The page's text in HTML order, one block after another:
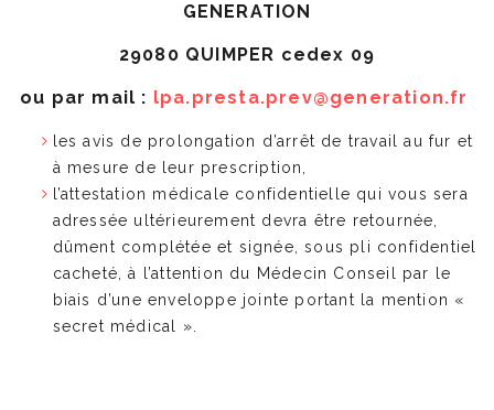
GENERATION
29080 QUIMPER cedex 09
ou par mail : lpa.presta.prev@generation.fr
les avis de prolongation d’arrêt de travail au fur et
à mesure de leur prescription,
l’attestation médicale confidentielle qui vous sera
adressée ultérieurement devra être retournée,
dûment complétée et signée, sous pli confidentiel
cacheté, à l’attention du Médecin Conseil par le
biais d’une enveloppe jointe portant la mention «
secret médical ».